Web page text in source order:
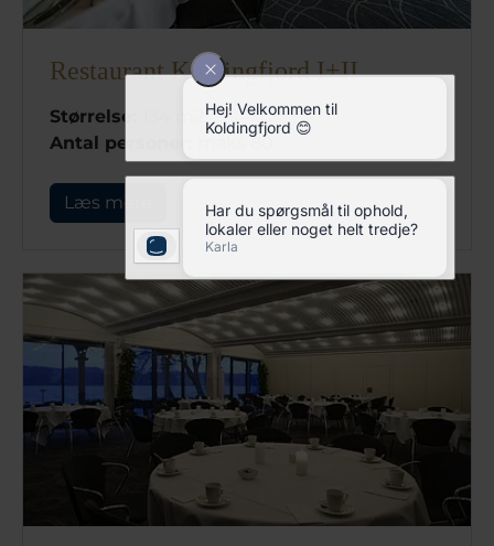
Restaurant Koldingfjord I+II
Størrelse:
Antal personer:
maks 80
Læs mere